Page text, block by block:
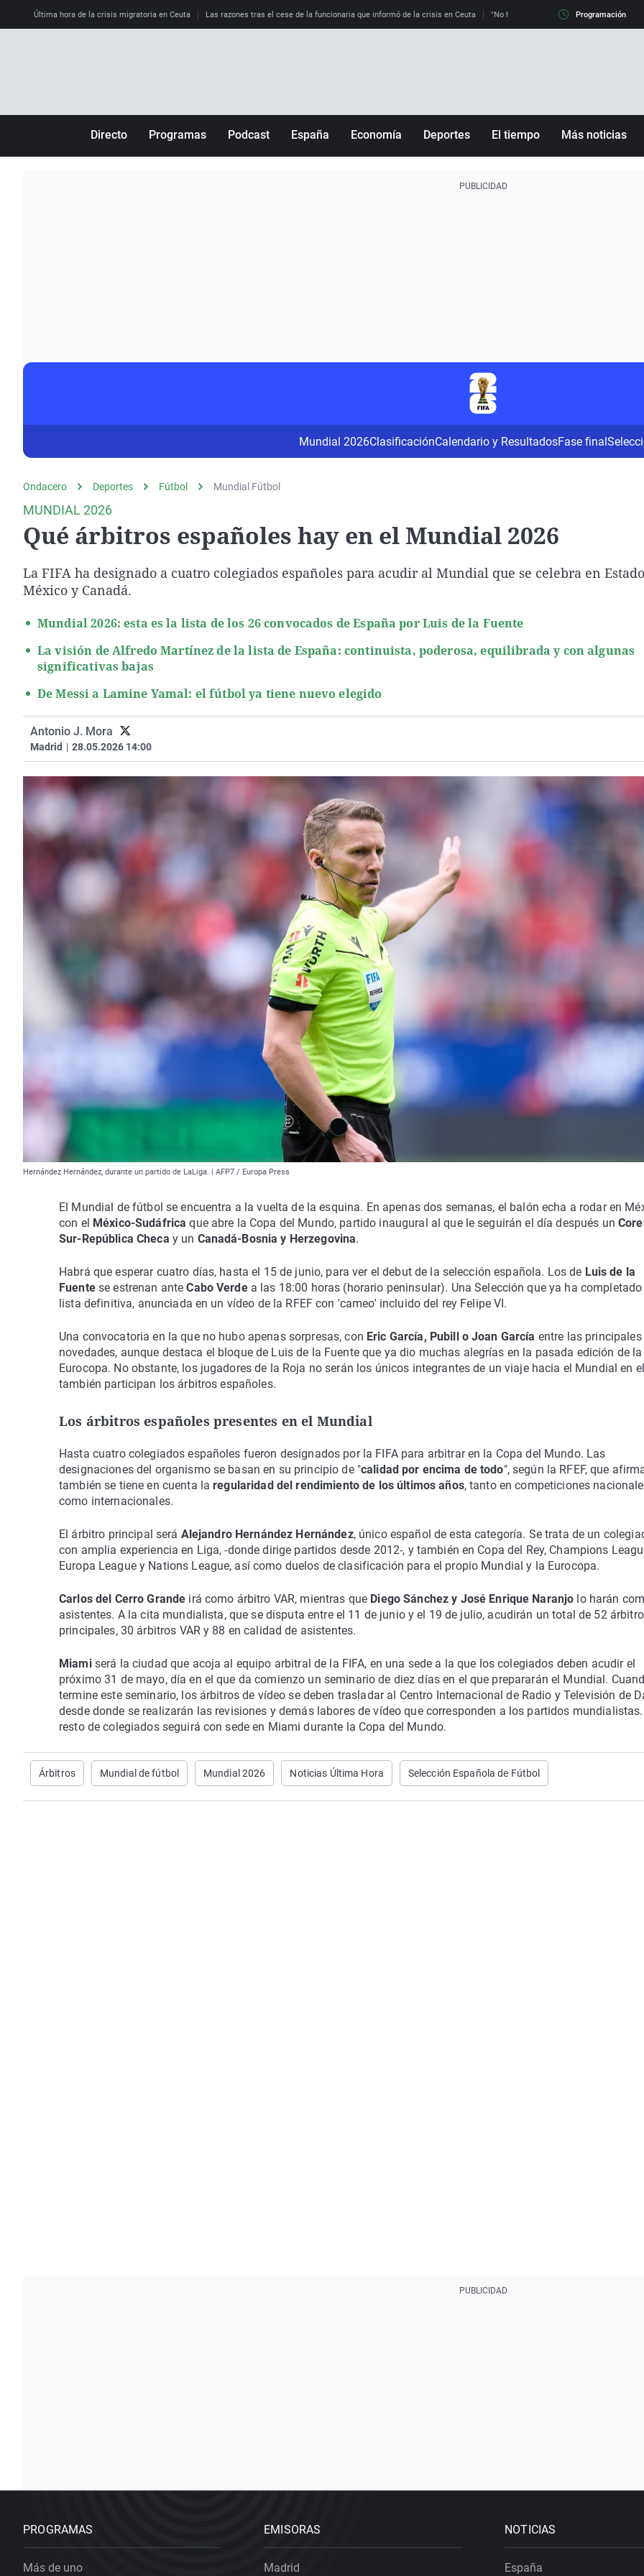
Última hora de la crisis migratoria en Ceuta Las razones tras el cese de la funcionaria que informó de la crisis en Ceuta "No hay mafias, que no nos engañen":
Programación
Directo Programas Podcast España
País Vasco
Economía Deportes El tiempo Más noticias
Mundial 2026ClasificaciónCalendario y ResultadosFase final
Ondacero Deportes Fútbol Mundial Fútbol
MUNDIAL 2026
Qué árbitros españoles hay en el Mundial 2026
La FIFA ha designado a cuatro colegiados españoles para acudir al Mundial que se celebra en
México y Canadá.
Mundial 2026: esta es la lista de los 26 convocados de España por Luis de la Fuente
La visión de Alfredo Martínez de la lista de España: continuista, poderosa, equilibrada y con algunas
significativas bajas
De Messi a Lamine Yamal: el fútbol ya tiene nuevo elegido
Antonio J. Mora
Madrid | 28.05.2026 14:00
Hernández Hernández, durante un partido de LaLiga. | AFP7 / Europa Press
El Mundial de fútbol se encuentra a la vuelta de la esquina. En apenas dos semanas, el balón echa a rodar en
con el México-Sudáfrica que abre la Copa del Mundo, partido inaugural al que le seguirán el día después un
Sur-República Checa y un Canadá-Bosnia y Herzegovina.
Habrá que esperar cuatro días, hasta el 15 de junio, para ver el debut de la selección española. Los de Luis de la
Fuentese estrenan anteCabo Verdea las 18:00 horas (horario peninsular). Una Selección que ya ha completado
lista definitiva, anunciada en un vídeo de la RFEF con 'cameo' incluido del rey Felipe VI.
Una convocatoria en la que no hubo apenas sorpresas, con Eric García, Pubill o Joan García entre las principales
novedades, aunque destaca el bloque de Luis de la Fuente que ya dio muchas alegrías en la pasada edición de la
Eurocopa. No obstante, los jugadores de la Roja no serán los únicos integrantes de un viaje hacia el Mundial en
también participan los árbitros españoles.
Los árbitros españoles presentes en el Mundial
Hasta cuatro colegiados españoles fueron designados por la FIFA para arbitrar en la Copa del Mundo. Las
designaciones del organismo se basan en su principio de "calidad por encima de todo", según la RFEF, que
también se tiene en cuenta laregularidad del rendimiento de los últimos años, tanto en competiciones
como internacionales.
El árbitro principal será Alejandro Hernández Hernández, único español de esta categoría. Se trata de un
con amplia experiencia en Liga, -donde dirige partidos desde 2012-, y también en Copa del Rey, Champions
Europa League y Nations League, así como duelos de clasificación para el propio Mundial y la Eurocopa.
Carlos del Cerro Grande irá como árbitro VAR, mientras que Diego Sánchez y José Enrique Naranjo lo harán
asistentes. A la cita mundialista, que se disputa entre el 11 de junio y el 19 de julio, acudirán un total de 52
principales, 30 árbitros VAR y 88 en calidad de asistentes.
Miami será la ciudad que acoja al equipo arbitral de la FIFA, en una sede a la que los colegiados deben acudir el
próximo 31 de mayo, día en el que da comienzo un seminario de diez días en el que prepararán el Mundial.
termine este seminario, los árbitros de vídeo se deben trasladar al Centro Internacional de Radio y Televisión de
desde donde se realizarán las revisiones y demás labores de vídeo que corresponden a los partidos mundialistas.
resto de colegiados seguirá con sede en Miami durante la Copa del Mundo.
Árbitros Mundial de fútbol Mundial 2026 Noticias Última Hora Selección Española de Fútbol
PROGRAMAS
Más de uno
EMISORAS
Madrid
NOTICIAS
España